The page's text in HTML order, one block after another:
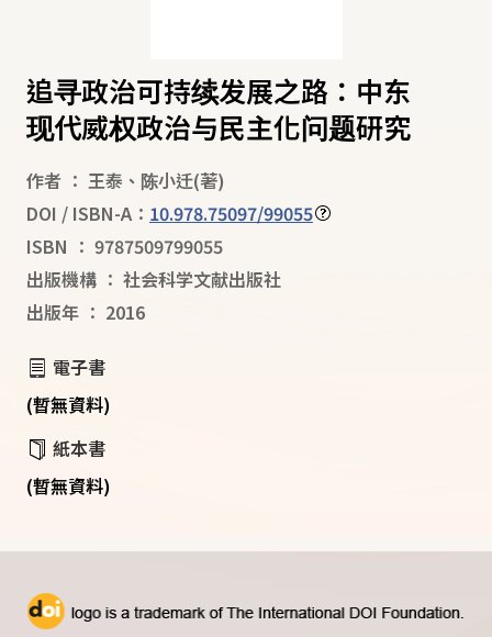
追寻政治可持续发展之路：中东
现代威权政治与民主化问题研究
作者 ： 王泰 、 陈小迁(著)
DOI / ISBN-A： 10.978.75097/99055
ISBN ： 9787509799055
出版機構 ： 社会科学文献出版社
出版年 ： 2016
電子書
(暫無資料)
紙本書
(暫無資料)